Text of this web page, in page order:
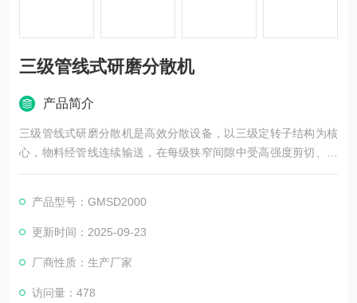
三级管线式研磨分散机
产品简介
三级管线式研磨分散机是高效分散设备，以三级定转子结构为核
心，物料经管线连续输送，在每级狭窄间隙中受高强度剪切、撞
击与研磨。具备高转速、细研磨细度（可达微纳米级），适配连
于涂料、油墨、制药等行业，且部分可控温、易清洗。
产品型号：GMSD2000
更新时间：2025-09-23
厂商性质：生产厂家
访问量：478